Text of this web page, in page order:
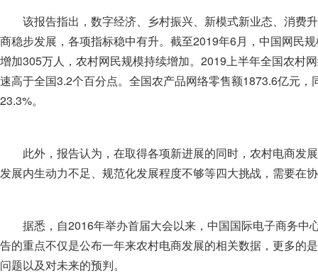
该报告指出，数字经济、乡村振兴、新模式新业态、消费
商稳步发展，各项指标稳中有升。截至2019年6月，中国网民
增加305万人，农村网民规模持续增加。2019上半年全国农村
速高于全国3.2个百分点。全国农产品网络零售额1873.6亿元
23.3%。
此外，报告认为，在取得各项新进展的同时，农村电商发
发展内生动力不足、规范化发展程度不够等四大挑战，需要在
据悉，自2016年举办首届大会以来，中国国际电子商务
告的重点不仅是公布一年来农村电商发展的相关数据，更多的
问题以及对未来的预判。